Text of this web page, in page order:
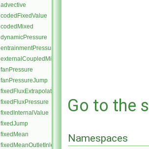
advective
codedFixedValue
codedMixed
dynamicPressure
entrainmentPressure
externalCoupledMixed
fanPressure
fanPressureJump
fixedFluxExtrapolatedPressure
fixedFluxPressure
fixedInternalValue
fixedJump
fixedMean
fixedMeanOutletInlet
Go to the
Namespaces